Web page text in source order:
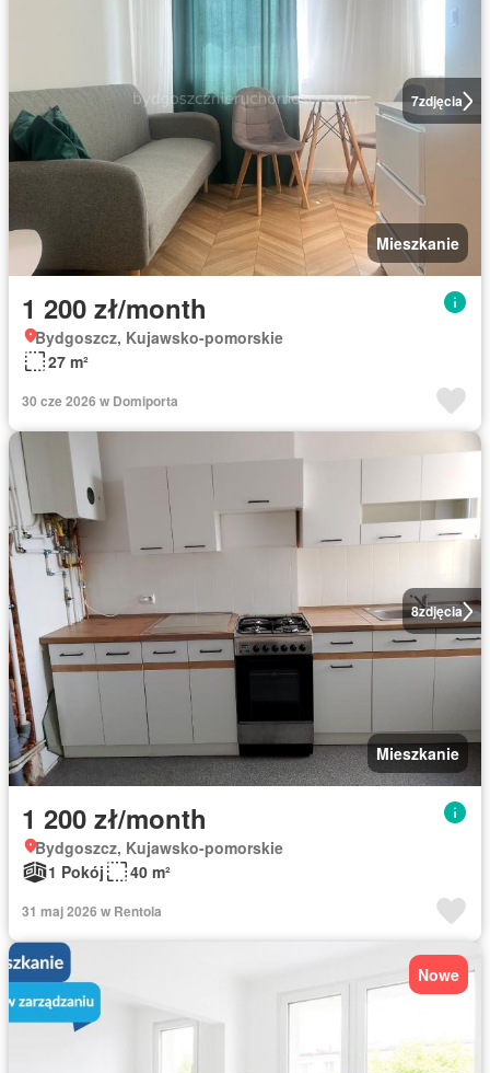
7zdjęcia
Mieszkanie
1 200 zł/month
Bydgoszcz, Kujawsko-pomorskie
27 m²
30 cze 2026 w Domiporta
8zdjęcia
Mieszkanie
1 200 zł/month
Bydgoszcz, Kujawsko-pomorskie
1 Pokój
40 m²
31 maj 2026 w Rentola
Nowe